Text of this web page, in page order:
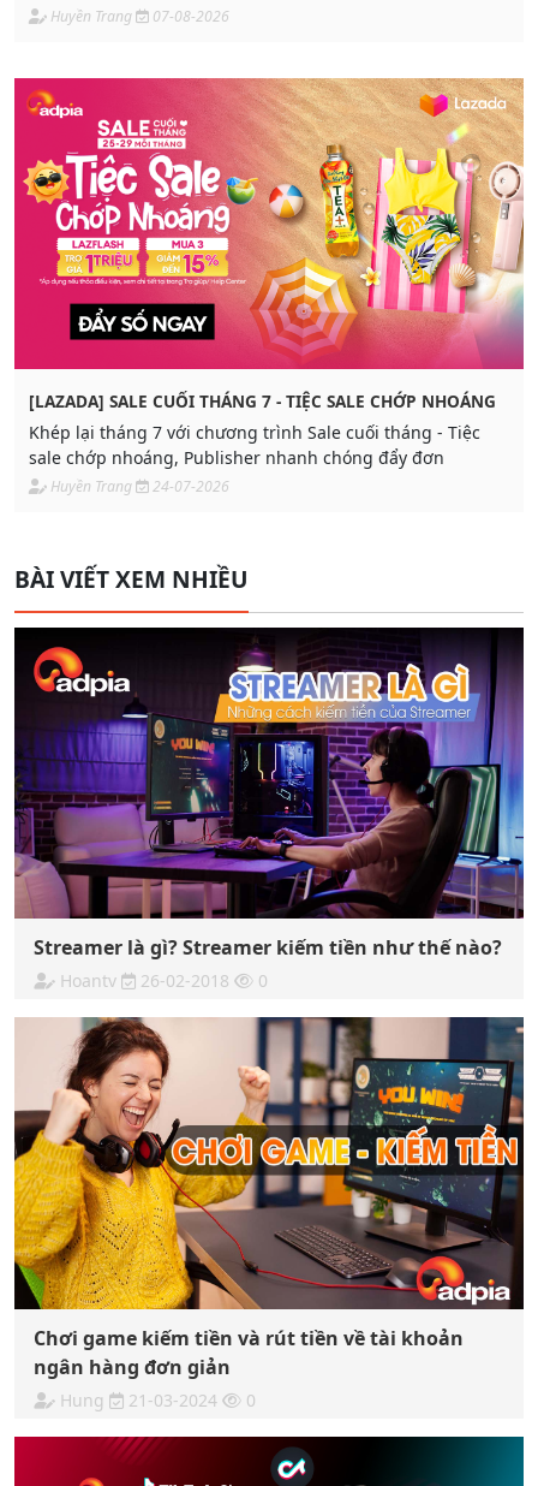
Huyền Trang 07-08-2026
[LAZADA] SALE CUỐI THÁNG 7 - TIỆC SALE CHỚP NHOÁNG
Khép lại tháng 7 với chương trình Sale cuối tháng - Tiệc
sale chớp nhoáng, Publisher nhanh chóng đẩy đơn
Huyền Trang 24-07-2026
BÀI VIẾT XEM NHIỀU
Streamer là gì? Streamer kiếm tiền như thế nào?
Hoantv 26-02-2018 0
Chơi game kiếm tiền và rút tiền về tài khoản
ngân hàng đơn giản
Hung 21-03-2024 0